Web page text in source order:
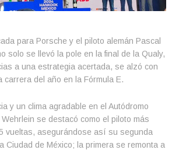
para Porsche y el piloto alemán Pascal
solo se llevó la pole en la final de la Qualy,
a una estrategia acertada, se alzó con
carrera del año en la Fórmula E.
y un clima agradable en el Autódromo
se destacó como el piloto más
vueltas, asegurándose así su segunda
Ciudad de México; la primera se remonta a